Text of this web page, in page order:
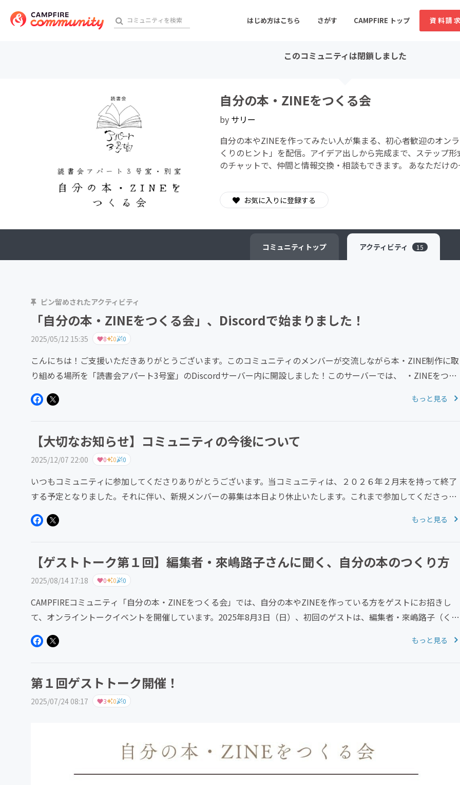
はじめ方はこちら さがす CAMPFIRE トップ 資料請
アート・写真
テクノロジー・ガジェット
ゲーム・サービス開発
フード・飲食店
映像・映画
書籍・雑誌出版
アニメ・漫画
ビジネス・起業
チャレンジ
CAMPFIRE for Social Good CAMPFIRE Creation
このコミュニティは閉鎖しました
自分の本・ZINEをつくる会
by サリー
自分の本やZINEを作ってみたい人が集まる、初心者歓迎のオン
くりのヒント」を配信。アイデア出しから完成まで、ステップ
のチャットで、仲間と情報交換・相談もできます。 あなただけ
お気に入りに登録する
コミュニティ トップ アクティビティ 15
ピン留めされたアクティビティ
「自分の本・ZINEをつくる会」、Discordで始まりました！
2025/05/12 15:35 8 0 0
こんにちは！ご支援いただきありがとうございます。このコミュニティのメンバーが交流しながら本・ZINE制作に取
り組める場所を「読書会アパート3号室」のDiscordサーバー内に開設しました！このサーバーでは、 ・ZINEをつく
りたい人...
もっと見る
【大切なお知らせ】コミュニティの今後について
2025/12/07 22:00 0 0 0
いつもコミュニティに参加してくださりありがとうございます。当コミュニティは、２０２６年２月末を持って終了
する予定となりました。それに伴い、新規メンバーの募集は本日より休止いたします。これまで参加してくださった
皆さんとの時間は、とても大...
もっと見る
【ゲストトーク第１回】編集者・來嶋路子さんに聞く、自分の本のつくり方
2025/08/14 17:18 0 0 0
CAMPFIREコミュニティ「自分の本・ZINEをつくる会」では、自分の本やZINEを作っている方をゲストにお招きし
て、オンライントークイベントを開催しています。2025年8月3日（日）、初回のゲストは、編集者・來嶋路子（くる
しま・み...
もっと見る
第１回ゲストトーク開催！
2025/07/24 08:17 3 0 0